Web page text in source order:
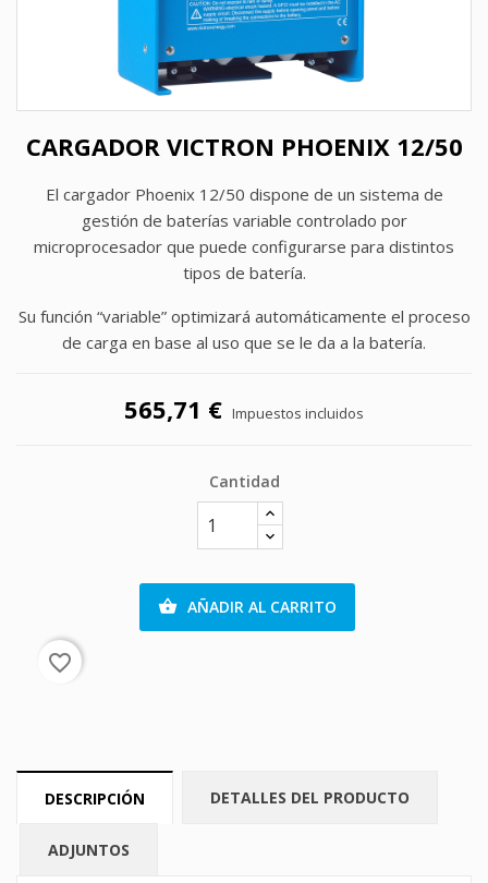
CARGADOR VICTRON PHOENIX 12/50
El cargador Phoenix 12/50 dispone de un sistema de
gestión de baterías variable controlado por
microprocesador que puede configurarse para distintos
tipos de batería.
Su función “variable” optimizará automáticamente el proceso
de carga en base al uso que se le da a la batería.
565,71 € Impuestos incluidos
Cantidad
 AÑADIR AL CARRITO
favorite_border
DESCRIPCIÓN DETALLES DEL PRODUCTO
ADJUNTOS